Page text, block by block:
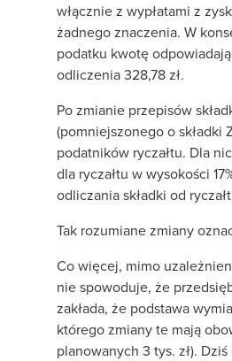
włącznie z wypłatami z
żadnego znaczenia. W
podatku kwotę
odliczenia 328,78 zł.
Po zmianie przepisów
(pomniejszonego o
podatników ryczałtu. Dla
dla ryczałtu w wysokości
odliczania składki od
Tak rozumiane zmiany
Co więcej, mimo
nie spowoduje, że
zakłada, że podstawa
którego zmiany te mają
planowanych 3 tys. zł).